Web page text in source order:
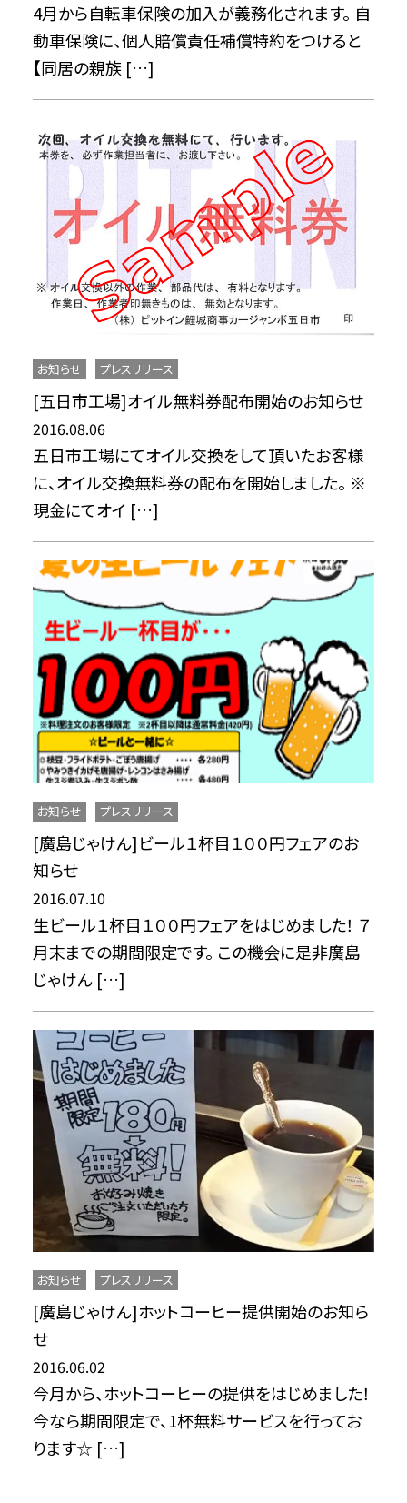
4月から自転車保険の加入が義務化されます。 自
動車保険に、個人賠償責任補償特約をつけると
【同居の親族 […]
お知らせ プレスリリース
[五日市工場]オイル無料券配布開始のお知らせ
2016.08.06
五日市工場にてオイル交換をして頂いたお客様
に、オイル交換無料券の配布を開始しました。 ※
現金にてオイ […]
お知らせ プレスリリース
[廣島じゃけん]ビール１杯目１００円フェアのお
知らせ
2016.07.10
生ビール１杯目１００円フェアをはじめました！ ７
月末までの期間限定です。 この機会に是非廣島
じゃけん […]
お知らせ プレスリリース
[廣島じゃけん]ホットコーヒー提供開始のお知ら
せ
2016.06.02
今月から、ホットコーヒーの提供をはじめました！
今なら期間限定で、1杯無料サービスを行ってお
ります☆ […]